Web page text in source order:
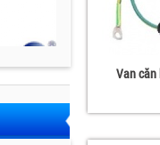
Van căn